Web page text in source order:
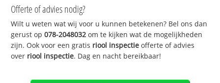
Offerte of advies nodig?
Wilt u weten wat wij voor u kunnen betekenen? Bel ons dan
gerust op078-2048032 om te kijken wat de mogelijkheden
zijn. Ook voor een gratis riool inspectie offerte of advies
over riool inspectie. Dag en nacht bereikbaar!